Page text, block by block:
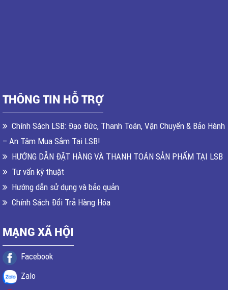
THÔNG TIN HỖ TRỢ
Chính Sách LSB: Đạo Đức, Thanh Toán, Vận Chuyển & Bảo Hành
– An Tâm Mua Sắm Tại LSB!
HƯỚNG DẪN ĐẶT HÀNG VÀ THANH TOÁN SẢN PHẨM TẠI LSB
Tư vấn kỹ thuật
Hướng dẫn sử dụng và bảo quản
Chính Sách Đổi Trả Hàng Hóa
MẠNG XÃ HỘI
Facebook
Zalo